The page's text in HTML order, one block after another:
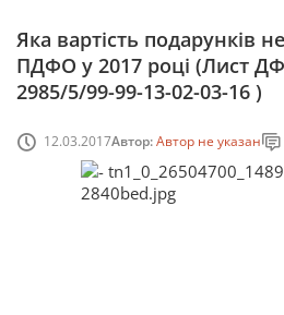
Яка вартість подарунків
ПДФО у 2017 році (Лист
2985/5/99-99-13-02-03-16 )
12.03.2017Автор:Автор не указан